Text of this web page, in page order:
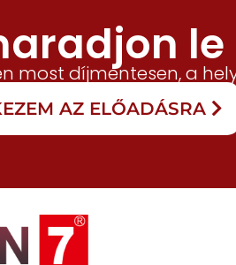
most díjmentesen, a
AZ ELŐADÁSRA